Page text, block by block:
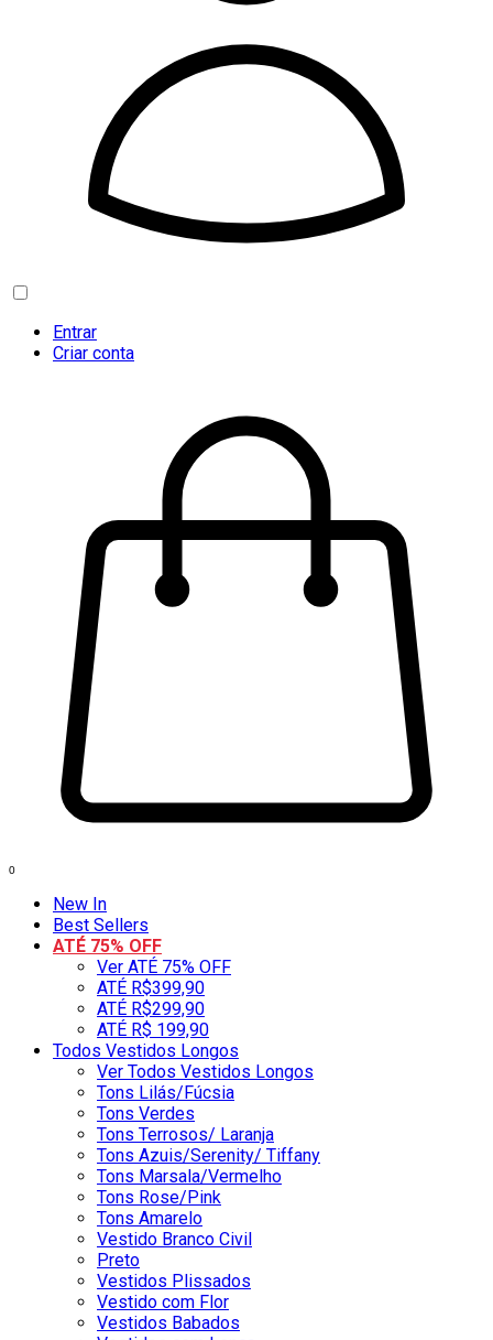
Entrar
Criar conta
0
New In
Best Sellers
ATÉ 75% OFF
Ver ATÉ 75% OFF
ATÉ R$399,90
ATÉ R$299,90
ATÉ R$ 199,90
Todos Vestidos Longos
Ver Todos Vestidos Longos
Tons Lilás/Fúcsia
Tons Verdes
Tons Terrosos/ Laranja
Tons Azuis/Serenity/ Tiffany
Tons Marsala/Vermelho
Tons Rose/Pink
Tons Amarelo
Vestido Branco Civil
Preto
Vestidos Plissados
Vestido com Flor
Vestidos Babados